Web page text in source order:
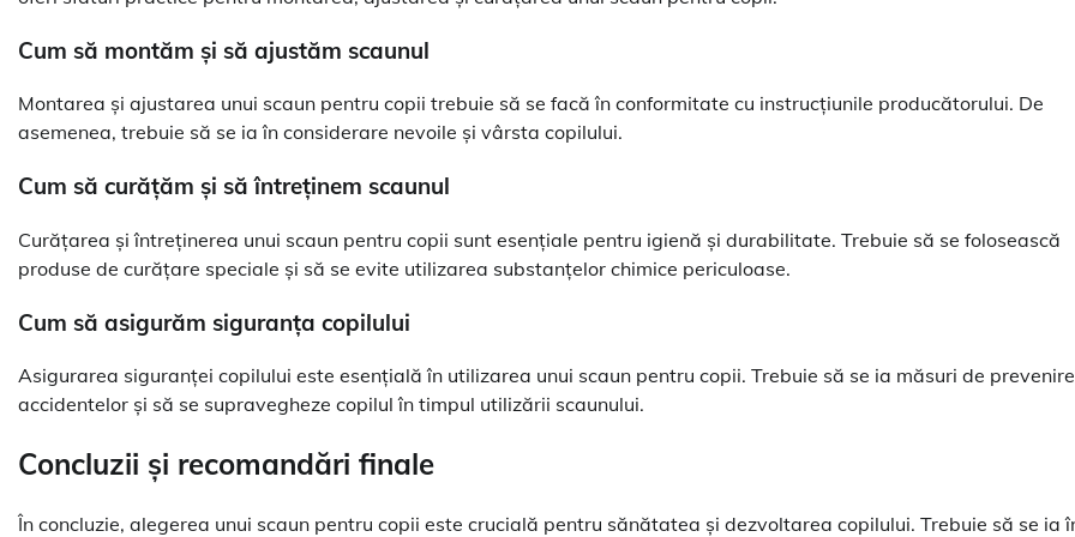
Cum să montăm și să ajustăm scaunul
Montarea și ajustarea unui scaun pentru copii trebuie să se facă în conformitate cu instrucțiunile producătorului. De
asemenea, trebuie să se ia în considerare nevoile și vârsta copilului.
Cum să curățăm și să întreținem scaunul
Curățarea și întreținerea unui scaun pentru copii sunt esențiale pentru igienă și durabilitate. Trebuie să se folosească
produse de curățare speciale și să se evite utilizarea substanțelor chimice periculoase.
Cum să asigurăm siguranța copilului
Asigurarea siguranței copilului este esențială în utilizarea unui scaun pentru copii. Trebuie să se ia măsuri de
accidentelor și să se supravegheze copilul în timpul utilizării scaunului.
Concluzii și recomandări finale
În concluzie, alegerea unui scaun pentru copii este crucială pentru sănătatea și dezvoltarea copilului. Trebuie să se ia